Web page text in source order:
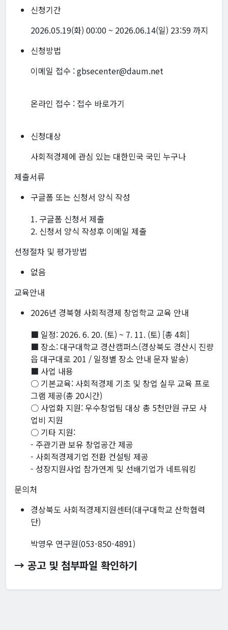
신청기간
2026.05.19(화) 00:00 ~ 2026.06.14(일) 23:59 까지
신청방법
이메일 접수 : gbsecenter@daum.net
온라인 접수 : 접수 바로가기
신청대상
사회적경제에 관심 있는 대한민국 국민 누구나
제출서류
구글폼 또는 신청서 양식 작성
1. 구글폼 신청서 제출
2. 신청서 양식 작성후 이메일 제출
선정절차 및 평가방법
없음
교육안내
2026년 경북형 사회적경제 창업학교 교육 안내
■ 일정: 2026. 6. 20. (토) ~ 7. 11. (토) [총 4회]
■ 장소: 대구대학교 경산캠퍼스(경상북도 경산시 진량
읍 대구대로 201 / 일정별 장소 안내 문자 발송)
■ 사업 내용
○ 기본교육: 사회적경제 기초 및 창업 실무 교육 프로
그램 제공(총 20시간)
○ 사업화 지원: 우수창업팀 대상 총 5천만원 규모 사
업비 지원
○ 기타 지원:
- 주관기관 보유 창업공간 제공
- 사회적경제기업 전환 컨설팅 제공
- 성장지원사업 참가연계 및 선배기업가 네트워킹
문의처
경상북도 사회적경제지원센터(대구대학교 산학협력
단)
박영우 연구원(053-850-4891)
→ 공고 및 첨부파일 확인하기